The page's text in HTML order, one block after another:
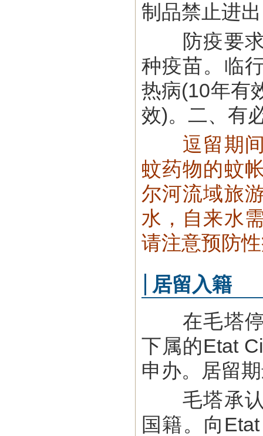
制品禁止进
防疫要求
种疫苗。临
热病(10年有
效)。二、有
逗留期
蚊药物的蚊
尔河流域旅
水，自来水
请注意预防
居留入籍
在毛塔停
下属的Etat
申办。居留
毛塔承认
国籍。向